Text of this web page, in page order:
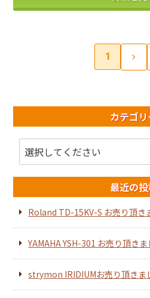
1
カテゴ
最近の
Roland TD-15KV-S お売り頂き
YAMAHA YSH-301 お売り頂きま
strymon IRIDIUMお売り頂きま